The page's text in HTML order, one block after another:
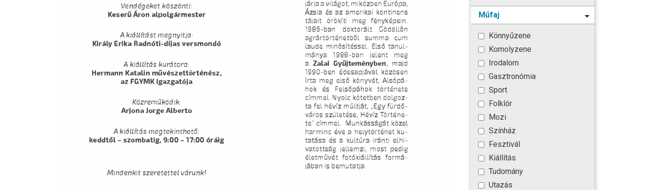
Műfaj
Könnyűzene
Komolyzene
Irodalom
Gasztronómia
Sport
Folklór
Mozi
Színház
Fesztivál
Kiállítás
Tudomány
Utazás